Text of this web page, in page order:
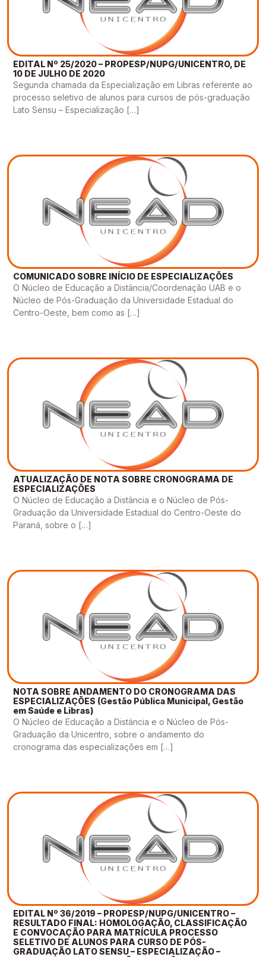
EDITAL Nº 25/2020 – PROPESP/NUPG/UNICENTRO, DE
10 DE JULHO DE 2020
Segunda chamada da Especialização em Libras referente ao
processo seletivo de alunos para cursos de pós-graduação
Lato Sensu – Especialização […]
COMUNICADO SOBRE INÍCIO DE ESPECIALIZAÇÕES
O Núcleo de Educação a Distância/Coordenação UAB e o
Núcleo de Pós-Graduação da Universidade Estadual do
Centro-Oeste, bem como as […]
ATUALIZAÇÃO DE NOTA SOBRE CRONOGRAMA DE
ESPECIALIZAÇÕES
O Núcleo de Educação a Distância e o Núcleo de Pós-
Graduação da Universidade Estadual do Centro-Oeste do
Paraná, sobre o […]
NOTA SOBRE ANDAMENTO DO CRONOGRAMA DAS
ESPECIALIZAÇÕES (Gestão Pública Municipal, Gestão
em Saúde e Libras)
O Núcleo de Educação a Distância e o Núcleo de Pós-
Graduação da Unicentro, sobre o andamento do
cronograma das especializações em […]
EDITAL Nº 36/2019 – PROPESP/NUPG/UNICENTRO –
RESULTADO FINAL: HOMOLOGAÇÃO, CLASSIFICAÇÃO
E CONVOCAÇÃO PARA MATRÍCULA PROCESSO
SELETIVO DE ALUNOS PARA CURSO DE PÓS-
GRADUAÇÃO LATO SENSU – ESPECIALIZAÇÃO –